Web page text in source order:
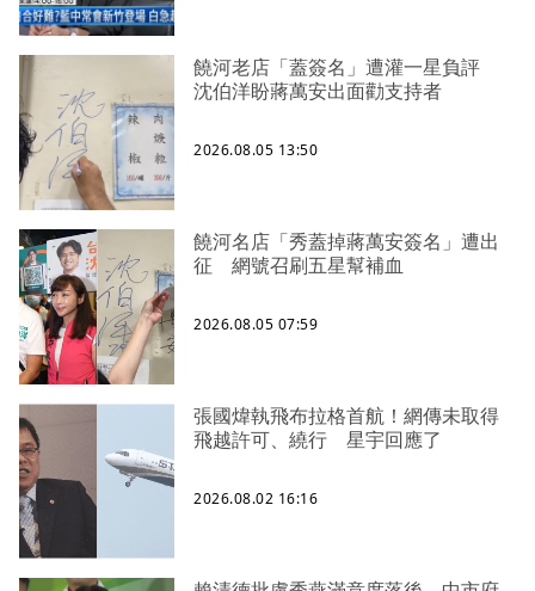
饒河老店「蓋簽名」遭灌一星負評
沈伯洋盼蔣萬安出面勸支持者
2026.08.05 13:50
饒河名店「秀蓋掉蔣萬安簽名」遭出
征 網號召刷五星幫補血
2026.08.05 07:59
張國煒執飛布拉格首航！網傳未取得
飛越許可、繞行 星宇回應了
2026.08.02 16:16